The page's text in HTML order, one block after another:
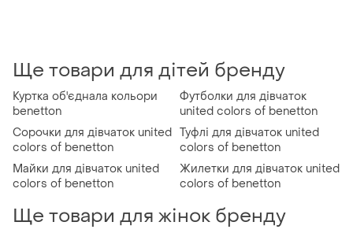
Ще товари для дітей бренду
Куртка об'єднала кольори
benetton
Футболки для дівчаток
united colors of benetton
Сорочки для дівчаток united
colors of benetton
Туфлі для дівчаток united
colors of benetton
Майки для дівчаток united
colors of benetton
Жилетки для дівчаток united
colors of benetton
Ще товари для жінок бренду